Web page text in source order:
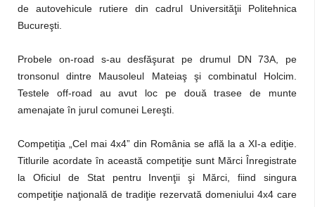
de autovehicule rutiere din cadrul Universităţii Politehnica
Bucureşti.
Probele on-road s-au desfăşurat pe drumul DN 73A, pe
tronsonul dintre Mausoleul Mateiaş şi combinatul Holcim.
Testele off-road au avut loc pe două trasee de munte
amenajate în jurul comunei Lereşti.
Competiţia „Cel mai 4x4” din România se află la a XI-a ediţie.
Titlurile acordate în această competiţie sunt Mărci Înregistrate
la Oficiul de Stat pentru Invenţii şi Mărci, fiind singura
competiţie naţională de tradiţie rezervată domeniului 4x4 care